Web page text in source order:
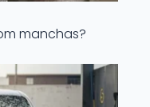
manchas?